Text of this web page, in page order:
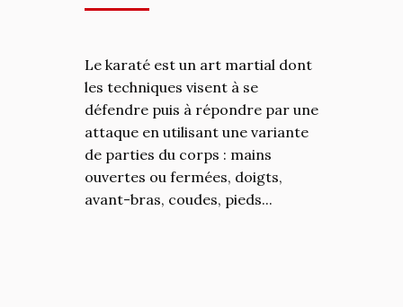
Le karaté est un art martial dont
les techniques visent à se
défendre puis à répondre par une
attaque en utilisant une variante
de parties du corps : mains
ouvertes ou fermées, doigts,
avant-bras, coudes, pieds...